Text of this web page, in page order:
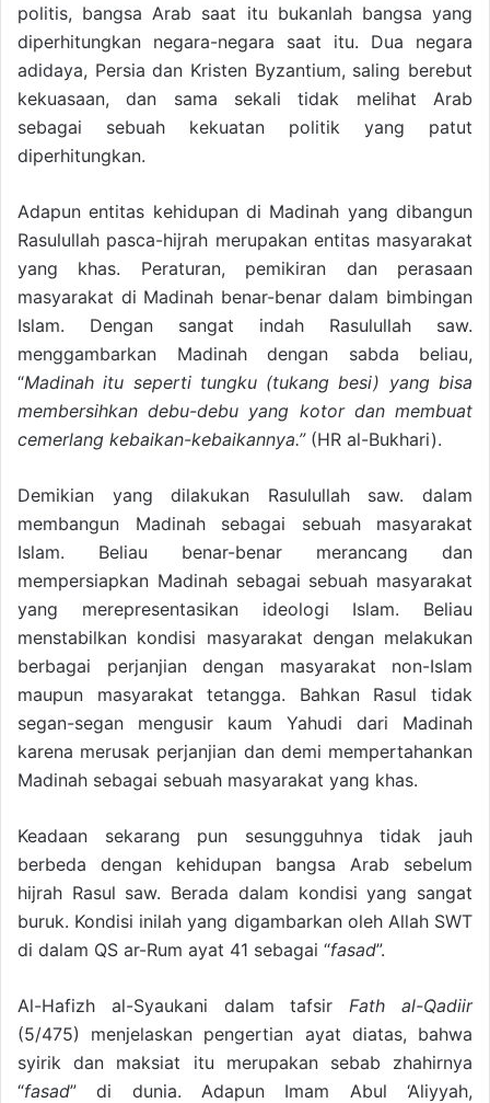
politis, bangsa Arab saat itu bukanlah bangsa yang
diperhitungkan negara-negara saat itu. Dua negara
adidaya, Persia dan Kristen Byzantium, saling berebut
kekuasaan, dan sama sekali tidak melihat Arab
sebagai sebuah kekuatan politik yang patut
diperhitungkan.
Adapun entitas kehidupan di Madinah yang dibangun
Rasulullah pasca-hijrah merupakan entitas masyarakat
yang khas. Peraturan, pemikiran dan perasaan
masyarakat di Madinah benar-benar dalam bimbingan
Islam. Dengan sangat indah Rasulullah saw.
menggambarkan Madinah dengan sabda beliau,
“Madinah itu seperti tungku (tukang besi) yang bisa
membersihkan debu-debu yang kotor dan membuat
cemerlang kebaikan-kebaikannya.”(HR al-Bukhari).
Demikian yang dilakukan Rasulullah saw. dalam
membangun Madinah sebagai sebuah masyarakat
Islam. Beliau benar-benar merancang dan
mempersiapkan Madinah sebagai sebuah masyarakat
yang merepresentasikan ideologi Islam. Beliau
menstabilkan kondisi masyarakat dengan melakukan
berbagai perjanjian dengan masyarakat non-Islam
maupun masyarakat tetangga. Bahkan Rasul tidak
segan-segan mengusir kaum Yahudi dari Madinah
karena merusak perjanjian dan demi mempertahankan
Madinah sebagai sebuah masyarakat yang khas.
Keadaan sekarang pun sesungguhnya tidak jauh
berbeda dengan kehidupan bangsa Arab sebelum
hijrah Rasul saw. Berada dalam kondisi yang sangat
buruk. Kondisi inilah yang digambarkan oleh Allah SWT
di dalam QS ar-Rum ayat 41 sebagai “fasad”.
Al-Hafizh al-Syaukani dalam tafsir Fath al-Qadiir
(5/475) menjelaskan pengertian ayat diatas, bahwa
syirik dan maksiat itu merupakan sebab zhahirnya
“fasad” di dunia. Adapun Imam Abul ‘Aliyyah,